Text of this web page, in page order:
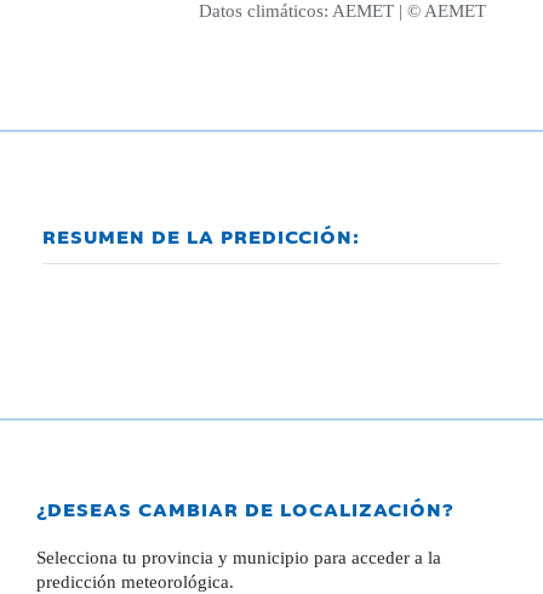
Datos climáticos: AEMET | © AEMET
RESUMEN DE LA PREDICCIÓN:
¿DESEAS CAMBIAR DE LOCALIZACIÓN?
Selecciona tu provincia y municipio para acceder a la
predicción meteorológica.